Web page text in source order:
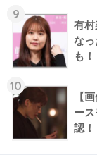
9
有村
な
も！
10
【
ー
認！